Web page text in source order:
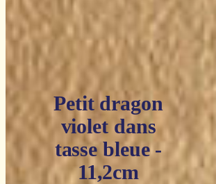
Petit dragon
violet dans
tasse bleue -
11,2cm